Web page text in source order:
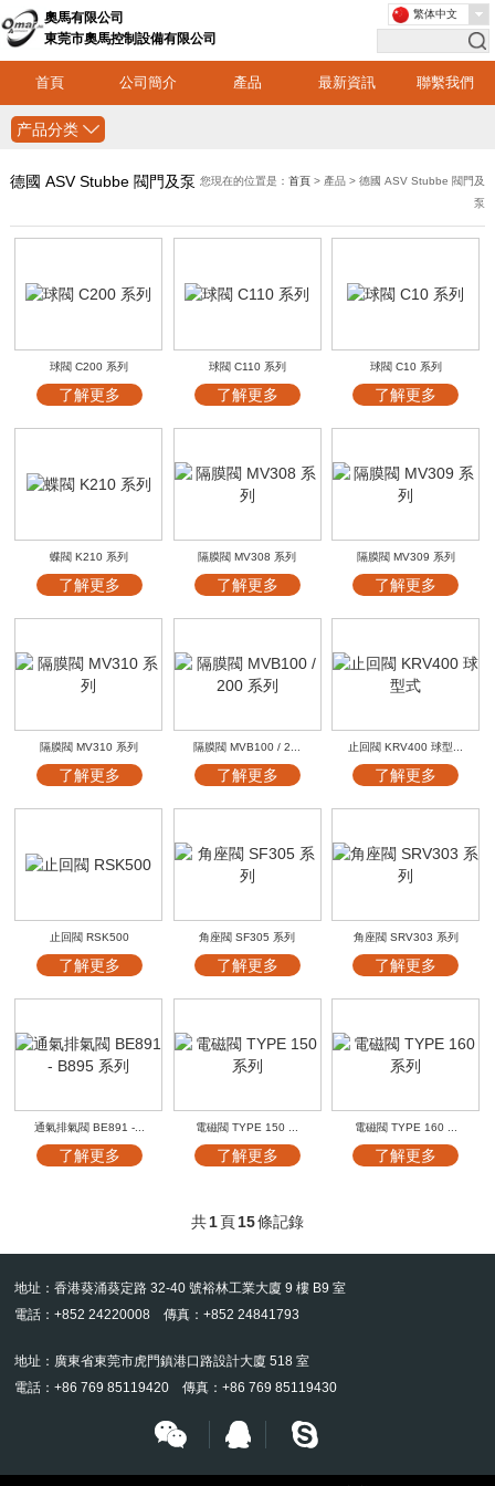
奧馬有限公司
東莞市奧馬控制設備有限公司
首頁 公司簡介 產品 最新資訊 聯繫我們
繁体中文
产品分类
德國 ASV Stubbe 閥門及泵 您現在的位置是：首頁 > 產品 > 德國 ASV Stubbe 閥門及
泵
球閥 C200 系列
了解更多
球閥 C110 系列
了解更多
球閥 C10 系列
了解更多
蝶閥 K210 系列
了解更多
隔膜閥 MV308 系列
了解更多
隔膜閥 MV309 系列
了解更多
隔膜閥 MV310 系列
了解更多
隔膜閥 MVB100 / 2...
了解更多
止回閥 KRV400 球型...
了解更多
止回閥 RSK500
了解更多
角座閥 SF305 系列
了解更多
角座閥 SRV303 系列
了解更多
通氣排氣閥 BE891 -...
了解更多
電磁閥 TYPE 150 ...
了解更多
電磁閥 TYPE 160 ...
了解更多
共1頁15條記錄
地址：香港葵涌葵定路 32-40 號裕林工業大廈 9 樓 B9 室
電話：+852 24220008 傳真：+852 24841793
地址：廣東省東莞市虎門鎮港口路設計大廈 518 室
電話：+86 769 85119420 傳真：+86 769 85119430